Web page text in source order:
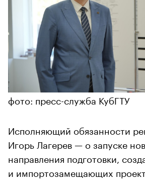
фото: пресс-служба КубГТУ
Исполняющий обязанности
Игорь Лагерев — о запуске
направления подготовки,
и импортозамещающих